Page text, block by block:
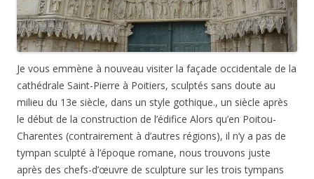
Je vous emmène à nouveau visiter la façade occidentale de la
cathédrale Saint-Pierre à Poitiers, sculptés sans doute au
milieu du 13e siècle, dans un style gothique., un siècle après
le début de la construction de l’édifice Alors qu’en Poitou-
Charentes (contrairement à d’autres régions), il n’y a pas de
tympan sculpté à l’époque romane, nous trouvons juste
après des chefs-d’œuvre de sculpture sur les trois tympans